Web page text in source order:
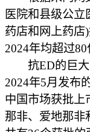
医院和县级公
药店和网上药店
2024年均超过80
抗ED的巨大
2024年5月发布
中国市场获批上
那非、爱地那非